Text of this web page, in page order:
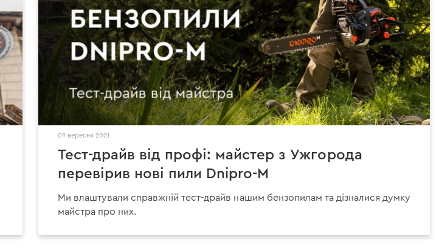
09 вересня 2021
Тест-драйв від профі: майстер з Ужгорода
перевірив нові пили Dnipro-M
Ми влаштували справжній тест-драйв нашим бензопилам та дізналися думку
майстра про них.